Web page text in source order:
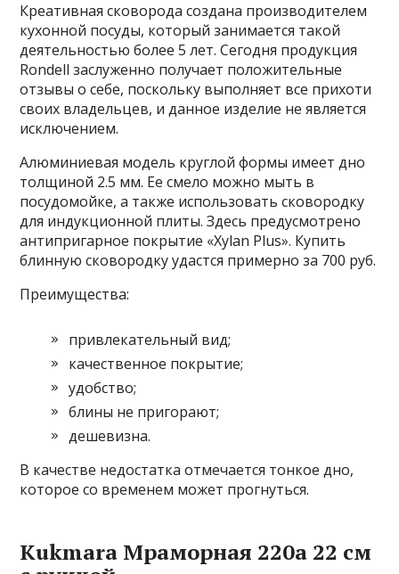
Креативная сковорода создана производителем
кухонной посуды, который занимается такой
деятельностью более 5 лет. Сегодня продукция
Rondell заслуженно получает положительные
отзывы о себе, поскольку выполняет все прихоти
своих владельцев, и данное изделие не является
исключением.
Алюминиевая модель круглой формы имеет дно
толщиной 2.5 мм. Ее смело можно мыть в
посудомойке, а также использовать сковородку
для индукционной плиты. Здесь предусмотрено
антипригарное покрытие «Xylan Plus». Купить
блинную сковородку удастся примерно за 700 руб.
Преимущества:
привлекательный вид;
качественное покрытие;
удобство;
блины не пригорают;
дешевизна.
В качестве недостатка отмечается тонкое дно,
которое со временем может прогнуться.
Kukmara Мраморная 220а 22 см